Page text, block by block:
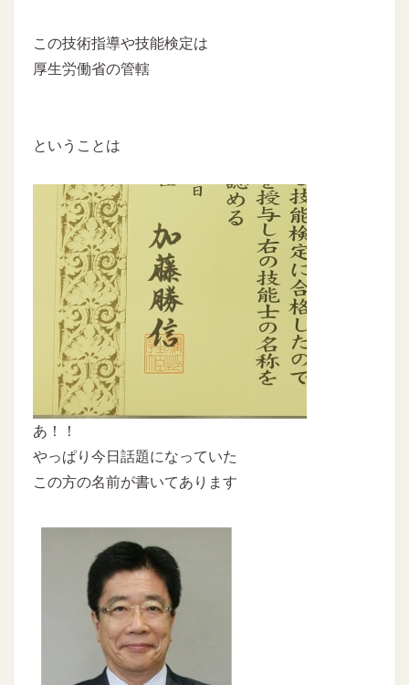
この技術指導や技能検定は
厚生労働省の管轄
ということは
あ！！
やっぱり今日話題になっていた
この方の名前が書いてあります